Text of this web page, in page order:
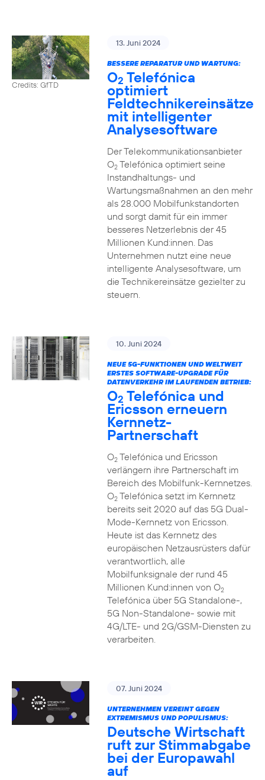
Credits: GfTD
13. Juni 2024
BESSERE REPARATUR UND WARTUNG:
O2 Telefónica
optimiert
Feldtechnikereinsätze
mit intelligenter
Analysesoftware
Der Telekommunikationsanbieter
O2Telefónica optimiert seine
Instandhaltungs- und
Wartungsmaßnahmen an den mehr
als 28.000 Mobilfunkstandorten
und sorgt damit für ein immer
besseres Netzerlebnis der 45
Millionen Kund:innen. Das
Unternehmen nutzt eine neue
intelligente Analysesoftware, um
die Technikereinsätze gezielter zu
steuern.
10. Juni 2024
NEUE 5G-FUNKTIONEN UND WELTWEIT
ERSTES SOFTWARE-UPGRADE FÜR
DATENVERKEHR IM LAUFENDEN BETRIEB:
O2 Telefónica und
Ericsson erneuern
Kernnetz-
Partnerschaft
O2Telefónica und Ericsson
verlängern ihre Partnerschaft im
Bereich des Mobilfunk-Kernnetzes.
O2Telefónica setzt im Kernnetz
bereits seit 2020 auf das 5G Dual-
Mode-Kernnetz von Ericsson.
Heute ist das Kernnetz des
europäischen Netzausrüsters dafür
verantwortlich, alle
Mobilfunksignale der rund 45
Millionen Kund:innen von O2
Telefónica über 5G Standalone-,
5G Non-Standalone- sowie mit
4G/LTE- und 2G/GSM-Diensten zu
verarbeiten.
07. Juni 2024
UNTERNEHMEN VEREINT GEGEN
EXTREMISMUS UND POPULISMUS:
Deutsche Wirtschaft
ruft zur Stimmabgabe
bei der Europawahl
auf